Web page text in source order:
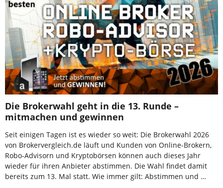
Die Brokerwahl geht in die 13. Runde –
mitmachen und gewinnen
Seit einigen Tagen ist es wieder so weit: Die Brokerwahl 2026
von Brokervergleich.de läuft und Kunden von Online-Brokern,
Robo-Advisorn und Kryptobörsen können auch dieses Jahr
wieder für ihren Anbieter abstimmen. Die Wahl findet damit
bereits zum 13. Mal statt. Wie immer gilt: Abstimmen und …